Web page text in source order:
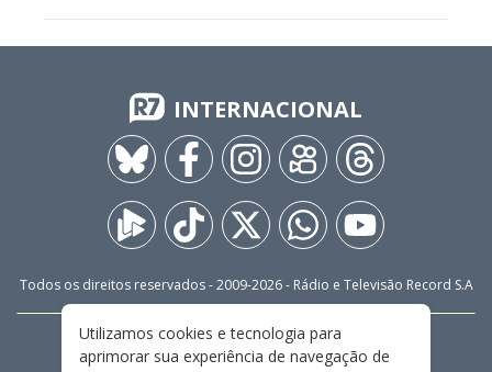
INTERNACIONAL
Todos os direitos reservados - 2009-2026- Rádio e Televisão Record S.A
FALE CONOSCO
PRIVACIDADE
Utilizamos cookies e tecnologia para
aprimorar sua experiência de navegação de